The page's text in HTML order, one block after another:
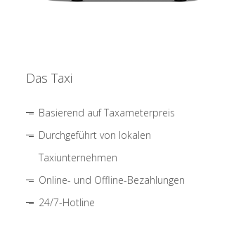
Das Taxi
Basierend auf Taxameterpreis
Durchgeführt von lokalen
Taxiunternehmen
Online- und Offline-Bezahlungen
24/7-Hotline